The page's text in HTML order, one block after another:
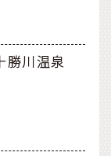
勝川温泉